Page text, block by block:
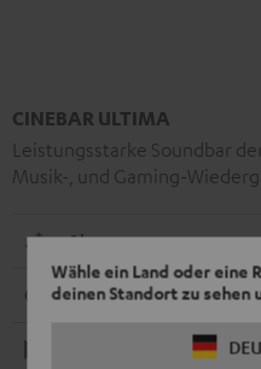
Wähle ein Land oder eine
deinen Standort zu sehen
CINEBAR ULTIMA
Leistungsstarke Soundbar
Musik-, und Gaming-
Abmessungen
Anschlüsse